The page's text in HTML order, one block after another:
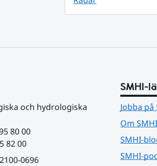
och hydrologiska
80 00
82 00
0696
SMHI-
Jobba på
Om SMHI
SMHI-
SMHI-